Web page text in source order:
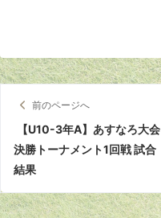
前のページへ
【U10-3年A】あすなろ大会
決勝トーナメント1回戦 試合
結果